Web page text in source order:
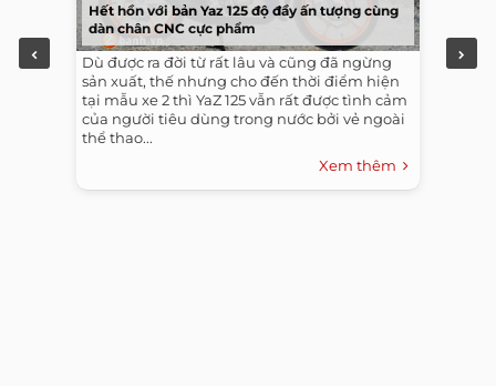
Hết hồn với bản Yaz 125 độ đầy ấn tượng cùng
dàn chân CNC cực phẩm
Dù được ra đời từ rất lâu và cũng đã ngừng
sản xuất, thế nhưng cho đến thời điểm hiện
tại mẫu xe 2 thì YaZ 125 vẫn rất được tình cảm
của người tiêu dùng trong nước bởi vẻ ngoài
thể thao...
Xem thêm